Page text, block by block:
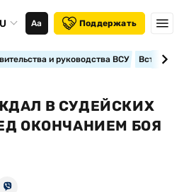
Аа Поддержать
и руководства ВСУ
В СУДЕЙСКИХ
ОКОНЧАНИЕМ БОЯ